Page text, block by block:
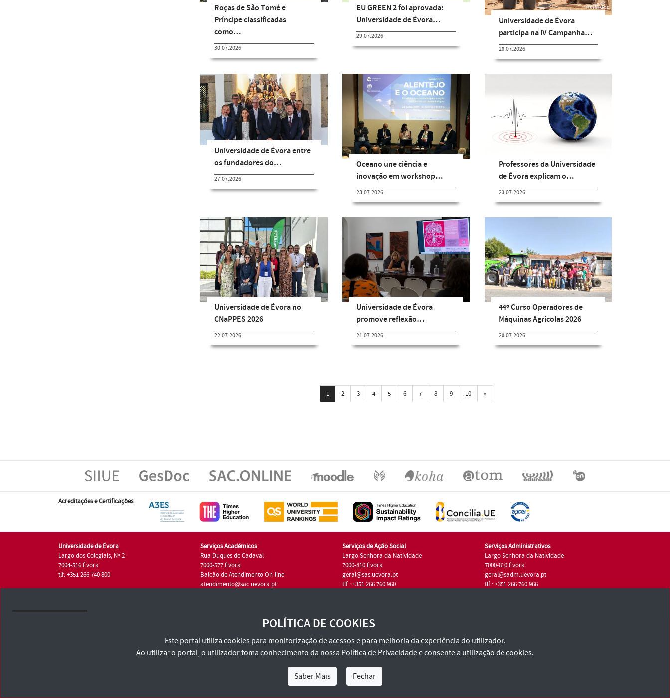
Roças de São Tomé e
Príncipe classificadas
como…
30.07.2026
EU GREEN 2 foi aprovada:
Universidade de Évora…
29.07.2026
Universidade de Évora
participa na IV Campanha…
28.07.2026
Universidade de Évora entre
os fundadores do…
27.07.2026
Oceano une ciência e
inovação em workshop…
23.07.2026
Professores da Universidade
de Évora explicam o…
23.07.2026
Universidade de Évora no
CNaPPES 2026
22.07.2026
Universidade de Évora
promove reflexão…
21.07.2026
44º Curso Operadores de
Máquinas Agrícolas 2026
20.07.2026
1 2 3 4 5 6 7 8 9 10 »Próxima
Acreditações e Certificações
Universidade de Évora
Largo dos Colegiais, Nº 2
7004-516 Évora
tlf: +351 266 740 800
Serviços Académicos
Rua Duques de Cadaval
7000-577 Évora
Balcão de Atendimento On-line
atendimento@sac.uevora.pt
Serviços de Ação Social
Largo Senhora da Natividade
7000-810 Évora
geral@sas.uevora.pt
tlf.: +351 266 760 960
Serviços Administrativos
Largo Senhora da Natividade
7000-810 Évora
geral@sadm.uevora.pt
tlf.: +351 266 760 966
Consulte os Termos e Condições e Política de Privacidade
POLÍTICA DE COOKIES
Este portal utiliza cookies para monitorização de acessos e para melhoria da experiência do utilizador.
Ao utilizar o portal, o utilizador toma conhecimento da nossa Política de Privacidadee consente a utilização de cookies.
Saber Mais Fechar